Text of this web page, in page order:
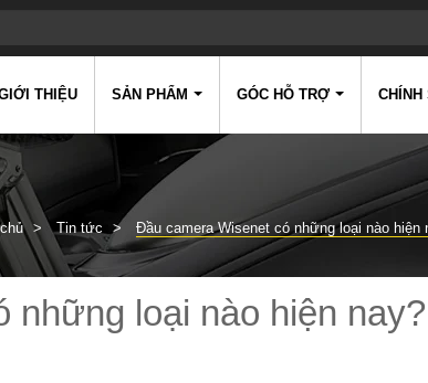
THIỆU SẢN PHẨM GÓC HỖ TRỢ CHÍNH
Tin tức Đầu camera Wisenet có những loại nào hiện
những loại nào hiện nay?